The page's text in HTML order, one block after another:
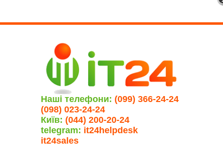
Наші телефони: (099) 366-24-24
(098) 023-24-24
Київ: (044) 200-20-24
telegram: it24helpdesk
it24sales